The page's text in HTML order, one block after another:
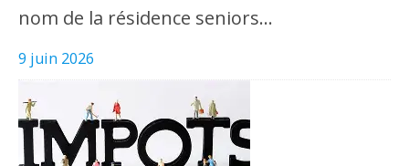
nom de la résidence seniors…
9 juin 2026